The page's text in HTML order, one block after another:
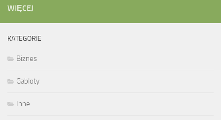
WIĘCEJ
KATEGORIE
Biznes
Gabloty
Inne